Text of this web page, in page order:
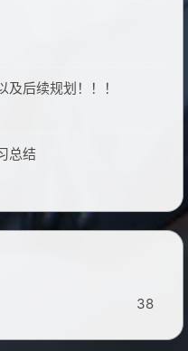
后续规划！！！
总结
38